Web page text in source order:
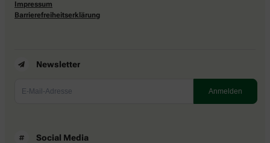
Impressum
Barrierefreiheitserklärung
Newsletter
Social Media